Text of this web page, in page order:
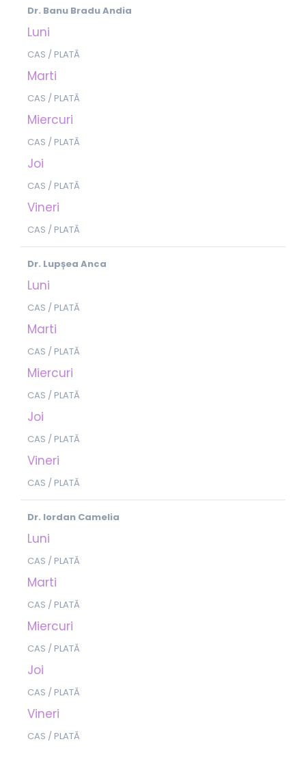
Dr. Banu Bradu Andia
Luni
CAS / PLATĂ
Marti
CAS / PLATĂ
Miercuri
CAS / PLATĂ
Joi
CAS / PLATĂ
Vineri
CAS / PLATĂ
Dr. Lupșea Anca
Luni
CAS / PLATĂ
Marti
CAS / PLATĂ
Miercuri
CAS / PLATĂ
Joi
CAS / PLATĂ
Vineri
CAS / PLATĂ
Dr. Iordan Camelia
Luni
CAS / PLATĂ
Marti
CAS / PLATĂ
Miercuri
CAS / PLATĂ
Joi
CAS / PLATĂ
Vineri
CAS / PLATĂ